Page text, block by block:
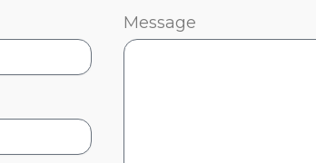
Message